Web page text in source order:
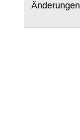
Änderungen